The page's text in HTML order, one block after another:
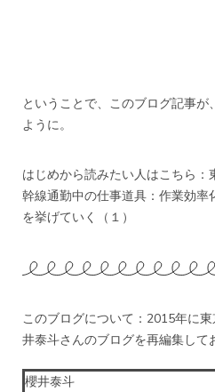
ということで、このブログ記事
ように。
はじめから読みたい人はこちら：
幹線通勤中の仕事道具：作業効
を挙げていく（１）
このブログについて：2015年に
井泰斗さんのブログを再編集して
櫻井泰斗